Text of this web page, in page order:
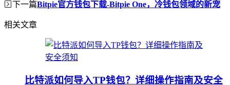
下一篇Bitpie官方钱包下载-Bitpie One，冷钱包领域的新宠
相关文章
比特派如何导入TP钱包？详细操作指南及安全